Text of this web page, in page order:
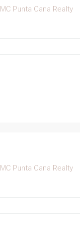
MC Punta Cana Realty
MC Punta Cana Realty